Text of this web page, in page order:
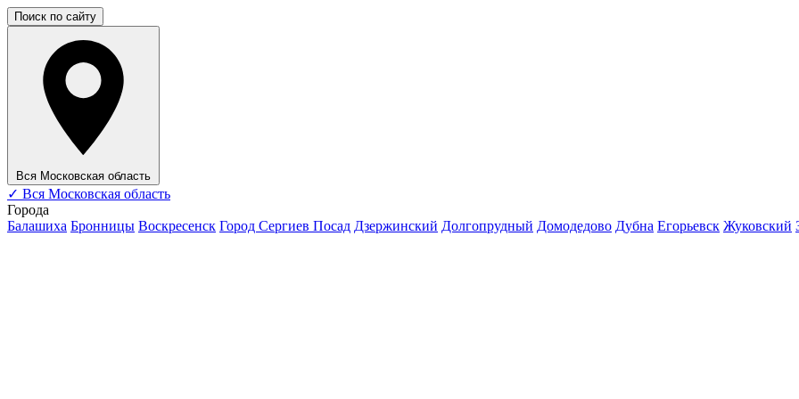
Поиск по сайту
Вся Московская область
✓ Вся Московская область
Города
Балашиха Бронницы Воскресенск Город Сергиев Посад Дзержинский Долгопрудный Домодедово Дубна Егорьевск Жуковский